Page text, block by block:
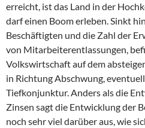
erreicht, ist das Land in der
darf einen Boom erleben. Sinkt
Beschäftigten und die Zahl der
von Mitarbeiterentlassungen,
Volkswirtschaft auf dem
in Richtung Abschwung,
Tiefkonjunktur. Anders als die
Zinsen sagt die Entwicklung der
noch sehr viel darüber aus, wie